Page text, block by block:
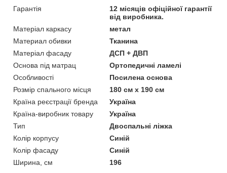
Гарантія
12 місяців офіційної гарантії
від виробника.
Матеріал каркасу
метал
Материал обивки
Тканина
Матеріал фасаду
ДСП + ДВП
Основа під матрац
Ортопедичні ламелі
Особливості
Посилена основа
Розмір спального місця
180 см х 190 см
Країна реєстрації бренда
Україна
Країна-виробник товару
Україна
Тип
Двоспальні ліжка
Колір корпусу
Синій
Колір фасаду
Синій
Ширина, см
196